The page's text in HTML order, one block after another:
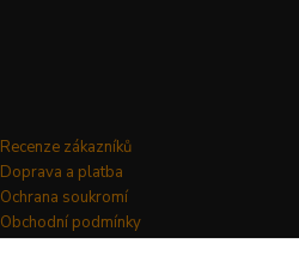
Recenze zákazníků
Doprava a platba
Ochrana soukromí
Obchodní podmínky